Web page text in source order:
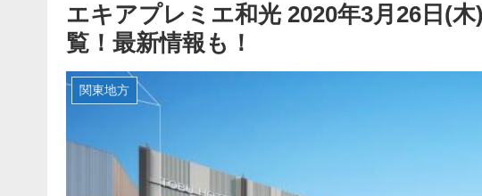
エキアプレミエ和光 2020年3月26日(
覧！最新情報も！
関東地方